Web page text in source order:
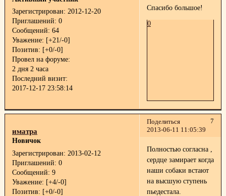
Зарегистрирован: 2012-12-20
Приглашений: 0
Сообщений: 64
Уважение: [+21/-0]
Позитив: [+0/-0]
Провел на форуме:
2 дня 2 часа
Последний визит:
2017-12-17 23:58:14
Спасибо большое!
0
Поделиться
7
2013-06-11 11:05:39
иматра
Новичок
Зарегистрирован: 2013-02-12
Приглашений: 0
Сообщений: 9
Уважение: [+4/-0]
Позитив: [+0/-0]
Полностью согласна ,
сердце замирает когда
наши собаки встают
на высшую ступень
пьедестала.